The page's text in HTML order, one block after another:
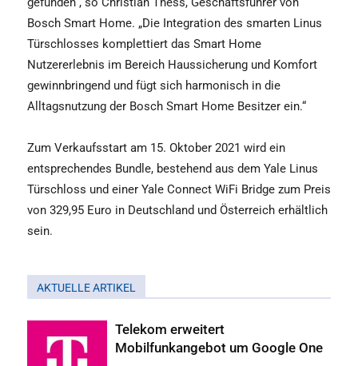
Bosch Smart Home. „Die Integration des smarten Linus
Türschlosses komplettiert das Smart Home
Nutzererlebnis im Bereich Haussicherung und Komfort
gewinnbringend und fügt sich harmonisch in die
Alltagsnutzung der Bosch Smart Home Besitzer ein.“
Zum Verkaufsstart am 15. Oktober 2021 wird ein
entsprechendes Bundle, bestehend aus dem Yale Linus
Türschloss und einer Yale Connect WiFi Bridge zum Preis
von 329,95 Euro in Deutschland und Österreich erhältlich
sein.
AKTUELLE ARTIKEL
Telekom erweitert
Mobilfunkangebot um Google One